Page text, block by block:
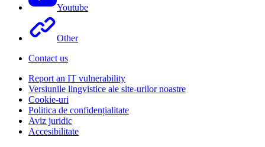
Youtube
Other
Contact us
Report an IT vulnerability
Versiunile lingvistice ale site-urilor noastre
Cookie-uri
Politica de confidențialitate
Aviz juridic
Accesibilitate